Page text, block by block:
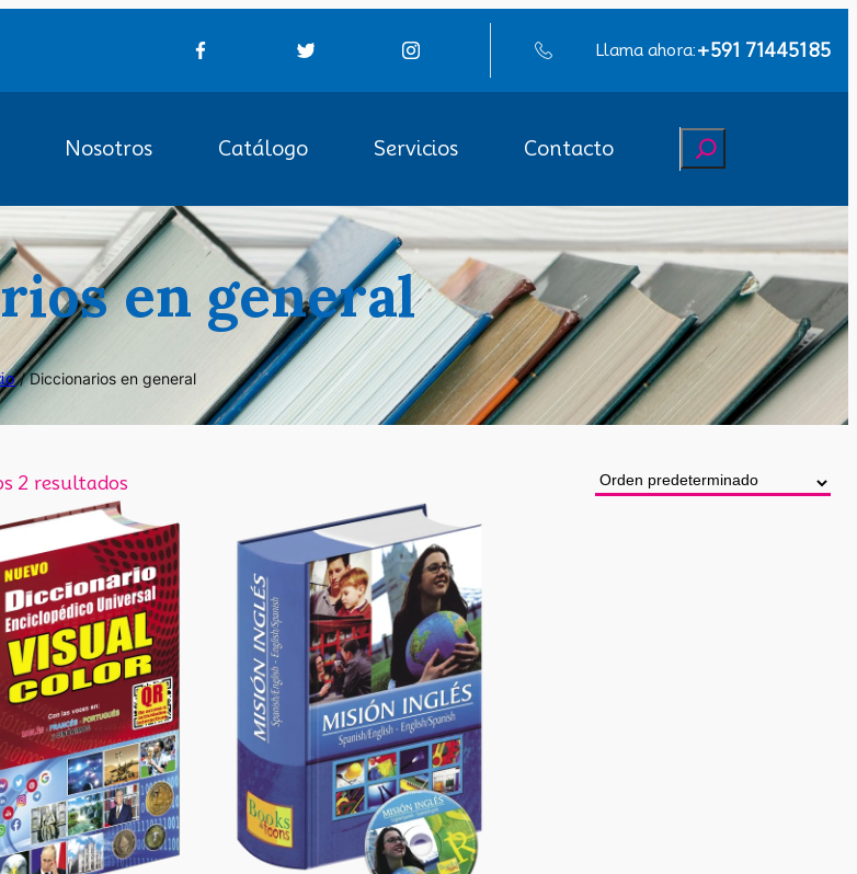
Llama ahora:+591 71445185
Nosotros Catálogo Servicios Contacto Buscar
en general
/ Diccionarios en general
2 resultados